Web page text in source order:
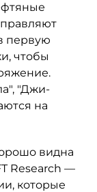
первую
чтобы
"Джи-
на
видна
Research —
которые